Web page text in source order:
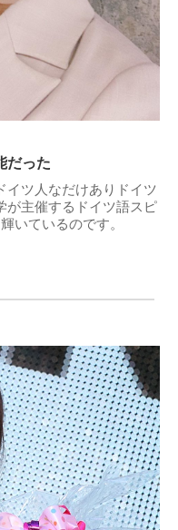
だった
イツ人なだけありドイツ
が主催するドイツ語スピ
いているのです。